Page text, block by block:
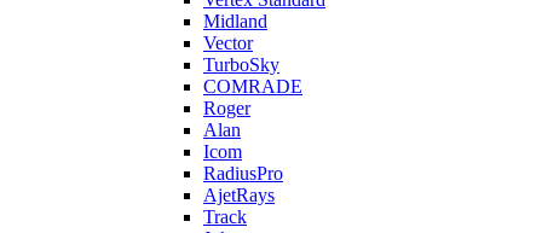
Midland
Vector
TurboSky
COMRADE
Roger
Alan
Icom
RadiusPro
AjetRays
Track